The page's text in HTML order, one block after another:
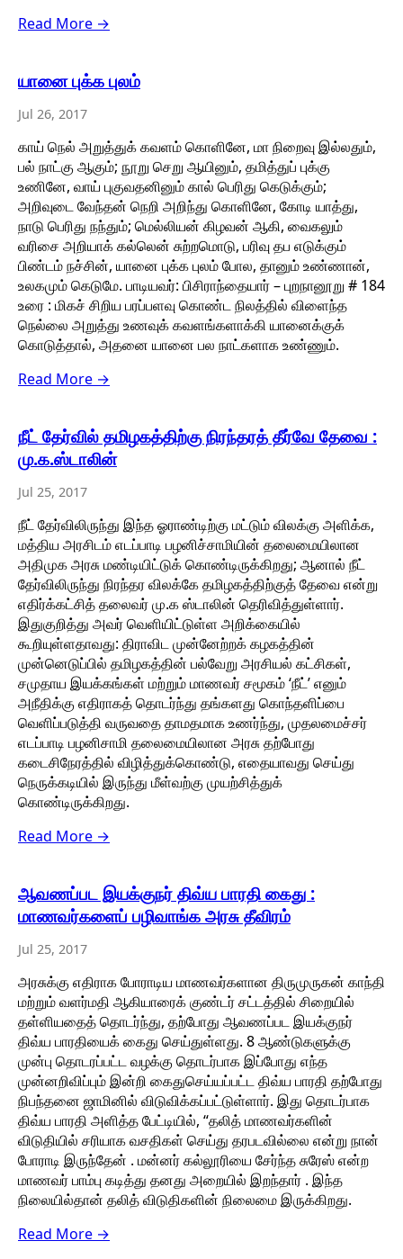
Read More →
யானை புக்க புலம்
Jul 26, 2017
காய் நெல் அறுத்துக் கவளம் கொளினே, மா நிறைவு இல்லதும்,
பல் நாட்கு ஆகும்; நூறு செறு ஆயினும், தமித்துப் புக்கு
உணினே, வாய் புகுவதனினும் கால் பெரிது கெடுக்கும்;
அறிவுடை வேந்தன் நெறி அறிந்து கொளினே, கோடி யாத்து,
நாடு பெரிது நந்தும்; மெல்லியன் கிழவன் ஆகி, வைகலும்
வரிசை அறியாக் கல்லென் சுற்றமொடு, பரிவு தப எடுக்கும்
பிண்டம் நச்சின், யானை புக்க புலம் போல, தானும் உண்ணான்,
உலகமும் கெடுமே. பாடியவர்: பிசிராந்தையார் – புறநானூறு # 184
உரை : மிகச் சிறிய பரப்பளவு கொண்ட நிலத்தில் விளைந்த
நெல்லை அறுத்து உணவுக் கவளங்களாக்கி யானைக்குக்
கொடுத்தால், அதனை யானை பல நாட்களாக உண்ணும்.
Read More →
நீட் தேர்வில் தமிழகத்திற்கு நிரந்தரத் தீர்வே தேவை :
மு.க.ஸ்டாலின்
Jul 25, 2017
நீட் தேர்விலிருந்து இந்த ஓராண்டிற்கு மட்டும் விலக்கு அளிக்க,
மத்திய அரசிடம் எடப்பாடி பழனிச்சாமியின் தலைமையிலான
அதிமுக அரசு மண்டியிட்டுக் கொண்டிருக்கிறது; ஆனால் நீட்
தேர்விலிருந்து நிரந்தர விலக்கே தமிழகத்திற்குத் தேவை என்று
எதிர்க்கட்சித் தலைவர் மு.க ஸ்டாலின் தெரிவித்துள்ளார்.
இதுகுறித்து அவர் வெளியிட்டுள்ள அறிக்கையில்
கூறியுள்ளதாவது: திராவிட முன்னேற்றக் கழகத்தின்
முன்னெடுப்பில் தமிழகத்தின் பல்வேறு அரசியல் கட்சிகள்,
சமுதாய இயக்கங்கள் மற்றும் மாணவர் சமூகம் ‘நீட்’ எனும்
அநீதிக்கு எதிராகத் தொடர்ந்து தங்களது கொந்தளிப்பை
வெளிப்படுத்தி வருவதை தாமதமாக உணர்ந்து, முதலமைச்சர்
எடப்பாடி பழனிசாமி தலைமையிலான அரசு தற்போது
கடைசிநேரத்தில் விழித்துக்கொண்டு, எதையாவது செய்து
நெருக்கடியில் இருந்து மீள்வற்கு முயற்சித்துக்
கொண்டிருக்கிறது.
Read More →
ஆவணப்பட இயக்குநர் திவ்ய பாரதி கைது :
மாணவர்களைப் பழிவாங்க அரசு தீவிரம்
Jul 25, 2017
அரசுக்கு எதிராக போராடிய மாணவர்களான திருமுருகன் காந்தி
மற்றும் வளர்மதி ஆகியாரைக் குண்டர் சட்டத்தில் சிறையில்
தள்ளியதைத் தொடர்ந்து, தற்போது ஆவணப்பட இயக்குநர்
திவ்ய பாரதியைக் கைது செய்துள்ளது. 8 ஆண்டுகளுக்கு
முன்பு தொடரப்பட்ட வழக்கு தொடர்பாக இப்போது எந்த
முன்னறிவிப்பும் இன்றி கைதுசெய்யப்பட்ட திவ்ய பாரதி தற்போது
நிபந்தனை ஜாமினில் விடுவிக்கப்பட்டுள்ளார். இது தொடர்பாக
திவ்ய பாரதி அளித்த பேட்டியில், “தலித் மாணவர்களின்
விடுதியில் சரியாக வசதிகள் செய்து தரபடவில்லை என்று நான்
போராடி இருந்தேன் . மன்னர் கல்லூரியை சேர்ந்த சுரேஸ் என்ற
மாணவர் பாம்பு கடித்து தனது அறையில் இறந்தார் . இந்த
நிலையில்தான் தலித் விடுதிகளின் நிலைமை இருக்கிறது.
Read More →